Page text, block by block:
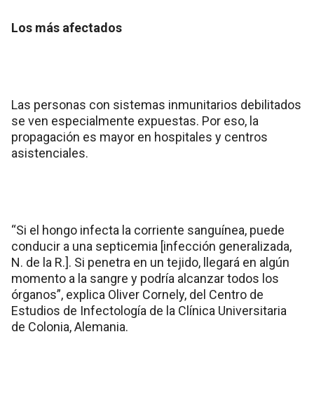
Los más afectados
Las personas con sistemas inmunitarios debilitados
se ven especialmente expuestas. Por eso, la
propagación es mayor en hospitales y centros
asistenciales.
“Si el hongo infecta la corriente sanguínea, puede
conducir a una septicemia [infección generalizada,
N. de la R.]. Si penetra en un tejido, llegará en algún
momento a la sangre y podría alcanzar todos los
órganos”, explica Oliver Cornely, del Centro de
Estudios de Infectología de la Clínica Universitaria
de Colonia, Alemania.